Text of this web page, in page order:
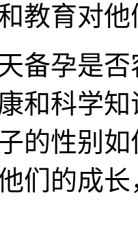
教育对
孕是否
和科学
的性别
们的成